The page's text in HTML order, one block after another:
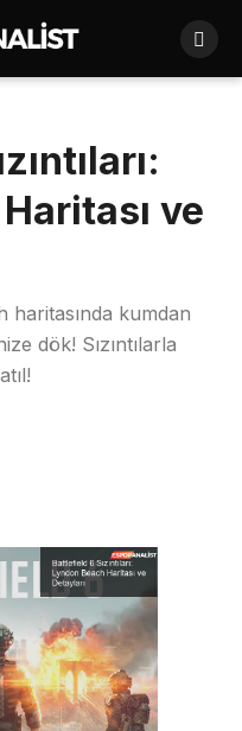
ve
haritasında kumdan
dök! Sızıntılarla